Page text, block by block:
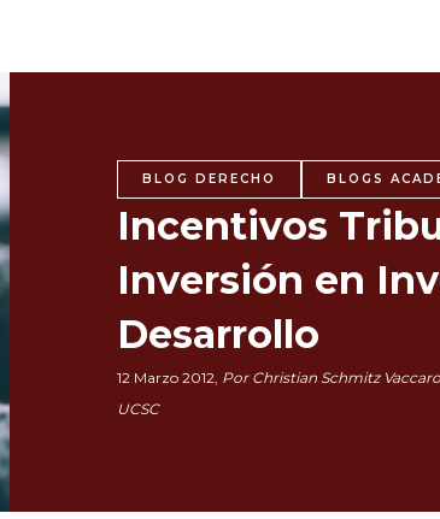
BLOG DERECHO BLOGS
Incentivos
Inversión en
Desarrollo
12 Marzo 2012, Por Christian Schmitz
UCSC